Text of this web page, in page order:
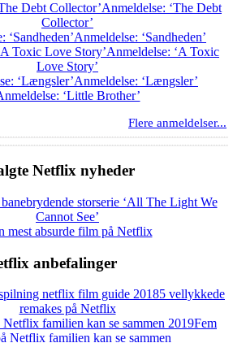
Anmeldelse: ‘The Debt
Collector’
Anmeldelse: ‘Sandheden’
Anmeldelse: ‘A Toxic
Love Story’
Anmeldelse: ‘Længsler’
‘Little Brother’
Flere anmeldelser...
Netflix nyheder
banebrydende storserie ‘All The Light We
Cannot See’
mest absurde film på Netflix
anbefalinger
5 vellykkede
remakes på Netflix
Fem
Netflix familien kan se sammen